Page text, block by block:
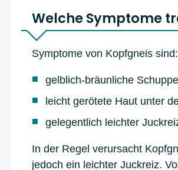
Welche Symptome
Symptome von Kopfgneis sind:
gelblich-bräunliche
leicht gerötete Haut unter
gelegentlich leichter
In der Regel verursacht
jedoch ein leichter Juckreiz.